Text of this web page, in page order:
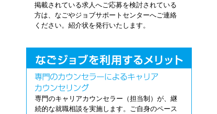
掲載されている求人へご応募を検討されている
方は、なごやジョブサポートセンターへご連絡
ください。紹介状を発行いたします。
専門のキャリアカウンセラー（担当制）が、継
続的な就職相談を実施します。ご自身のペース